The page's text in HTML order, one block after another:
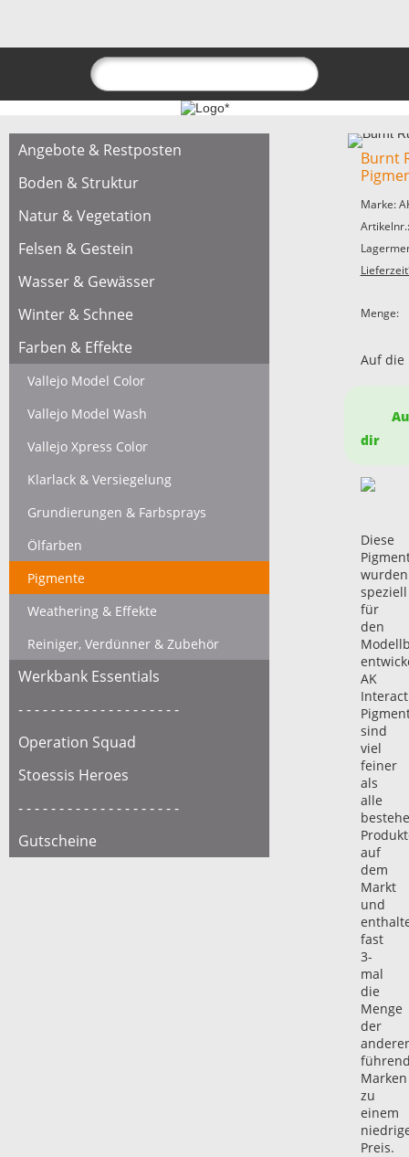
Angebote & Restposten
Boden & Struktur
Natur & Vegetation
Felsen & Gestein
Wasser & Gewässer
Winter & Schnee
Farben & Effekte
Vallejo Model Color
Vallejo Model Wash
Vallejo Xpress Color
Klarlack & Versiegelung
Grundierungen & Farbsprays
Ölfarben
Pigmente
Weathering & Effekte
Reiniger, Verdünner & Zubehör
Werkbank Essentials
- - - - - - - - - - - - - - - - - - - -
Operation Squad
Stoessis Heroes
- - - - - - - - - - - - - - - - - - - -
Gutscheine
Burnt
Marke:
Menge:
Auf die
dir
Diese
wurden
speziell
für
den
AK
sind
viel
feiner
als
alle
auf
dem
Markt
und
fast
3-
mal
die
Menge
der
Marken
zu
einem
Preis.